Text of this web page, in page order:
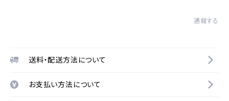
通報する
送料・配送方法について
お支払い方法について